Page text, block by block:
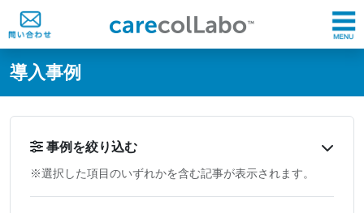
@ -0,0 +1,60 @@
導入事例
事例を絞り込む
※選択した項目のいずれかを含む記事が表示されます。